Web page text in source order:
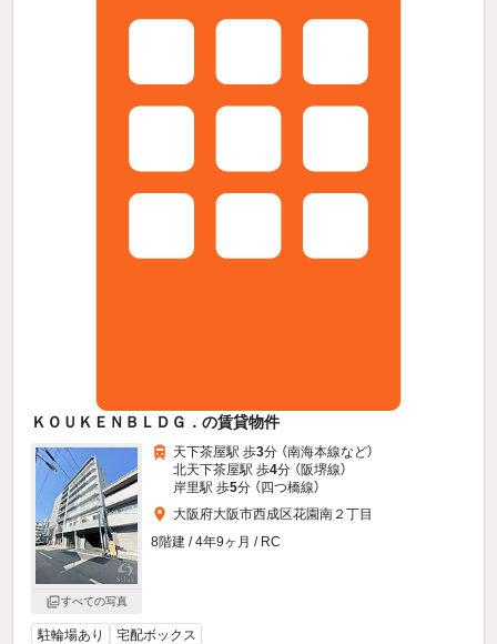
ＫＯＵＫＥＮＢＬＤＧ．の賃貸物件
すべての写真
天下茶屋駅 歩3分 （南海本線など）
北天下茶屋駅 歩4分 （阪堺線）
岸里駅 歩5分 （四つ橋線）
大阪府大阪市西成区花園南２丁目
8階建 / 4年9ヶ月 / RC
駐輪場あり 宅配ボックス